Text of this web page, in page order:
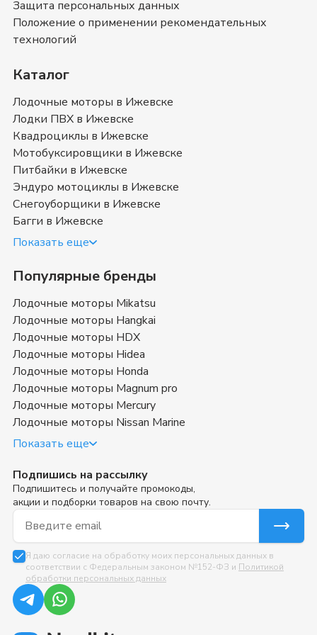
можете ознакомиться с отзывами покупателей на
Снегоходы с аукционаи оставить свой отзыв.
Снегоходы с аукциона
Позвоните нам по телефону магазина в
(3412) 70-83-47 или 8 (800) 351-17-74
удовольствием ответим на все интересующие
вопросы о покупке товаров в категории
аукциона
. Быстрая доставка в
в любой город России.
Защита персональных данных
Положение о применении рекомендательных
технологий
Каталог
Лодочные моторы в Ижевске
Лодки ПВХ в Ижевске
Квадроциклы в Ижевске
Мотобуксировщики в Ижевске
Питбайки в Ижевске
Эндуро мотоциклы в Ижевске
Снегоуборщики в Ижевске
Багги в Ижевске
Показать еще
Популярные бренды
Лодочные моторы Mikatsu
Лодочные моторы Hangkai
Лодочные моторы HDX
Лодочные моторы Hidea
Лодочные моторы Honda
Лодочные моторы Magnum pro
Лодочные моторы Mercury
Лодочные моторы Nissan Marine
Показать еще
Подпишись на рассылку
Подпишитесь и получайте промокоды,
акции и подборки товаров на свою почту.
Email для подписки
Я даю согласие на обработку моих персональных данных в
соответствии с Федеральным законом №152-ФЗ и Политикой
обработки персональных данных